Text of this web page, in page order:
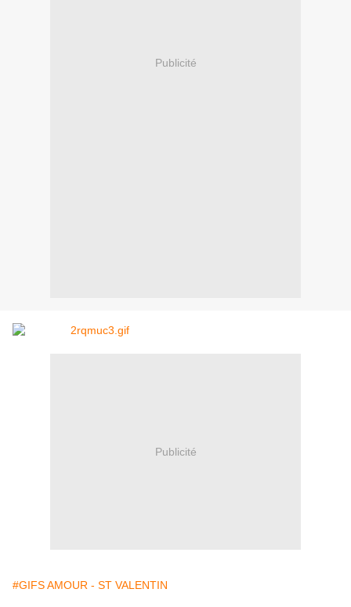
Publicité
Publicité
#GIFS AMOUR - ST VALENTIN